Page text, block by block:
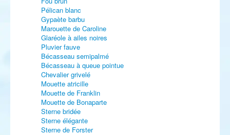
Pélican blanc
Gypaète barbu
Marouette de Caroline
Glaréole à ailes noires
Pluvier fauve
Bécasseau semipalmé
Bécasseau à queue pointue
Chevalier grivelé
Mouette atricille
Mouette de Franklin
Mouette de Bonaparte
Sterne bridée
Sterne élégante
Sterne de Forster